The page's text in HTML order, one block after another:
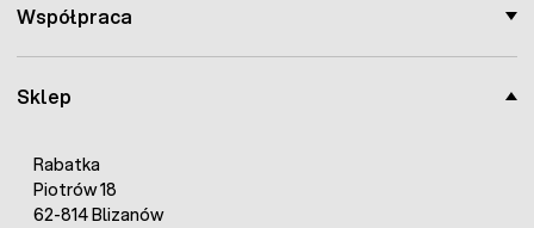
Sklep
Rabatka
Piotrów 18
62-814 Blizanów
Współpraca